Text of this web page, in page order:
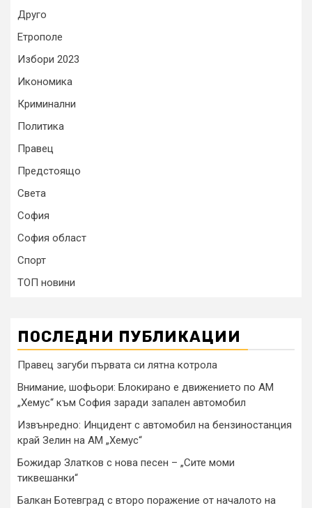
Друго
Етрополе
Избори 2023
Икономика
Криминални
Политика
Правец
Предстоящо
Света
София
София област
Спорт
ТОП новини
ПОСЛЕДНИ ПУБЛИКАЦИИ
Правец загуби първата си лятна котрола
Внимание, шофьори: Блокирано е движението по АМ
„Хемус“ към София заради запален автомобил
Извънредно: Инцидент с автомобил на бензиностанция
край Зелин на АМ „Хемус“
Божидар Златков с нова песен – „Сите моми
тиквешанки“
Балкан Ботевград с второ поражение от началото на